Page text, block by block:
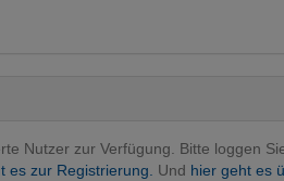
Nutzer zur Verfügung. Bitte loggen
es zur Registrierung. Und hier geht es